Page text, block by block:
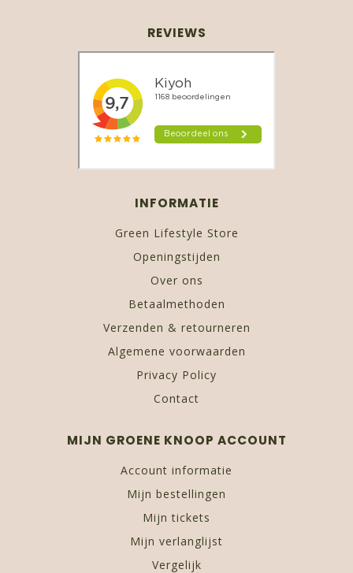
REVIEWS
INFORMATIE
Green Lifestyle Store
Openingstijden
Over ons
Betaalmethoden
Verzenden & retourneren
Algemene voorwaarden
Privacy Policy
Contact
MIJN GROENE KNOOP ACCOUNT
Account informatie
Mijn bestellingen
Mijn tickets
Mijn verlanglijst
Vergelijk